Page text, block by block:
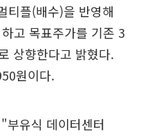
티플(배수)을 반영해
고 목표주가를 기존 3
상향한다고 밝혔다.
원이다.
부유식 데이터센터